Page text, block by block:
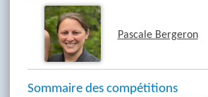
Pascale Bergeron
Sommaire des compétitions